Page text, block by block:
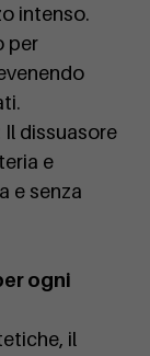
intenso.
per
Il dissuasore
e
e senza
ogni
il